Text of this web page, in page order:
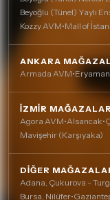
Beyoğlu (Tünel) Yaylı
Kozzy AVM•Mall of
ANKARA
Armada AVM•
İZMIR
Agora AVM•Alsancak•
Mavişehir (Karşıyaka)
DIĞER
Adana, Çukurova -
Bursa, Nilüfer•